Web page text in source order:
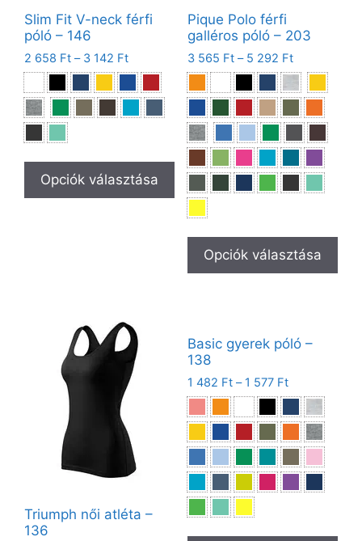
Slim Fit V-neck férfi
póló – 146
2 658 Ft – 3 142 Ft
Opciók választása
Pique Polo férfi
galléros póló – 203
3 565 Ft– 5 292 Ft
Opciók választása
Triumph női atléta –
136
Basic gyerek póló –
138
1 482 Ft–1 577 Ft